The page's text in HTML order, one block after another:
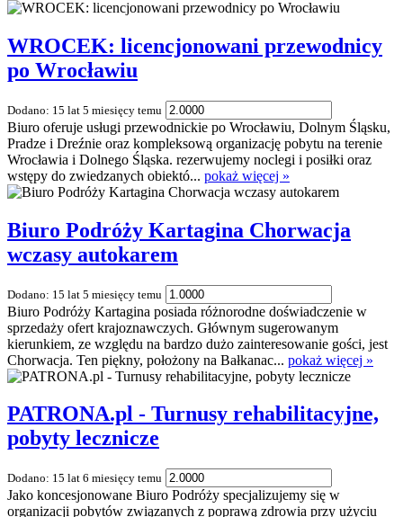
WROCEK: licencjonowani przewodnicy
po Wrocławiu
Dodano: 15 lat 5 miesięcy temu
Biuro oferuje usługi przewodnickie po Wrocławiu, Dolnym Śląsku,
Pradze i Dreźnie oraz kompleksową organizację pobytu na terenie
Wrocławia i Dolnego Śląska. rezerwujemy noclegi i posiłki oraz
wstępy do zwiedzanych obiektó... pokaż więcej »
Biuro Podróży Kartagina Chorwacja
wczasy autokarem
Dodano: 15 lat 5 miesięcy temu
Biuro Podróży Kartagina posiada różnorodne doświadczenie w
sprzedaży ofert krajoznawczych. Głównym sugerowanym
kierunkiem, ze względu na bardzo dużo zainteresowanie gości, jest
Chorwacja. Ten piękny, położony na Bałkanac... pokaż więcej »
PATRONA.pl - Turnusy rehabilitacyjne,
pobyty lecznicze
Dodano: 15 lat 6 miesięcy temu
Jako koncesjonowane Biuro Podróży specjalizujemy się w
organizacji pobytów związanych z poprawą zdrowia przy użyciu